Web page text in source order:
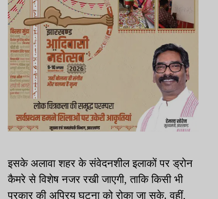
इसके अलावा शहर के संवेदनशील इलाकों पर ड्रोन
कैमरे से विशेष नजर रखी जाएगी, ताकि किसी भी
प्रकार की अप्रिय घटना को रोका जा सके. वहीं,